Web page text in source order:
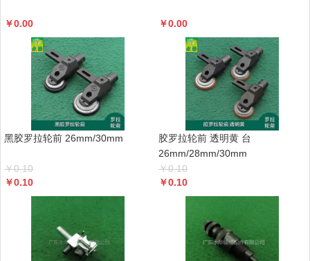
￥0.00 ￥0.00
黑胶罗拉轮前 26mm/30mm
￥0.10
￥0.10
胶罗拉轮前 透明黄 台
26mm/28mm/30mm
￥0.10
￥0.10